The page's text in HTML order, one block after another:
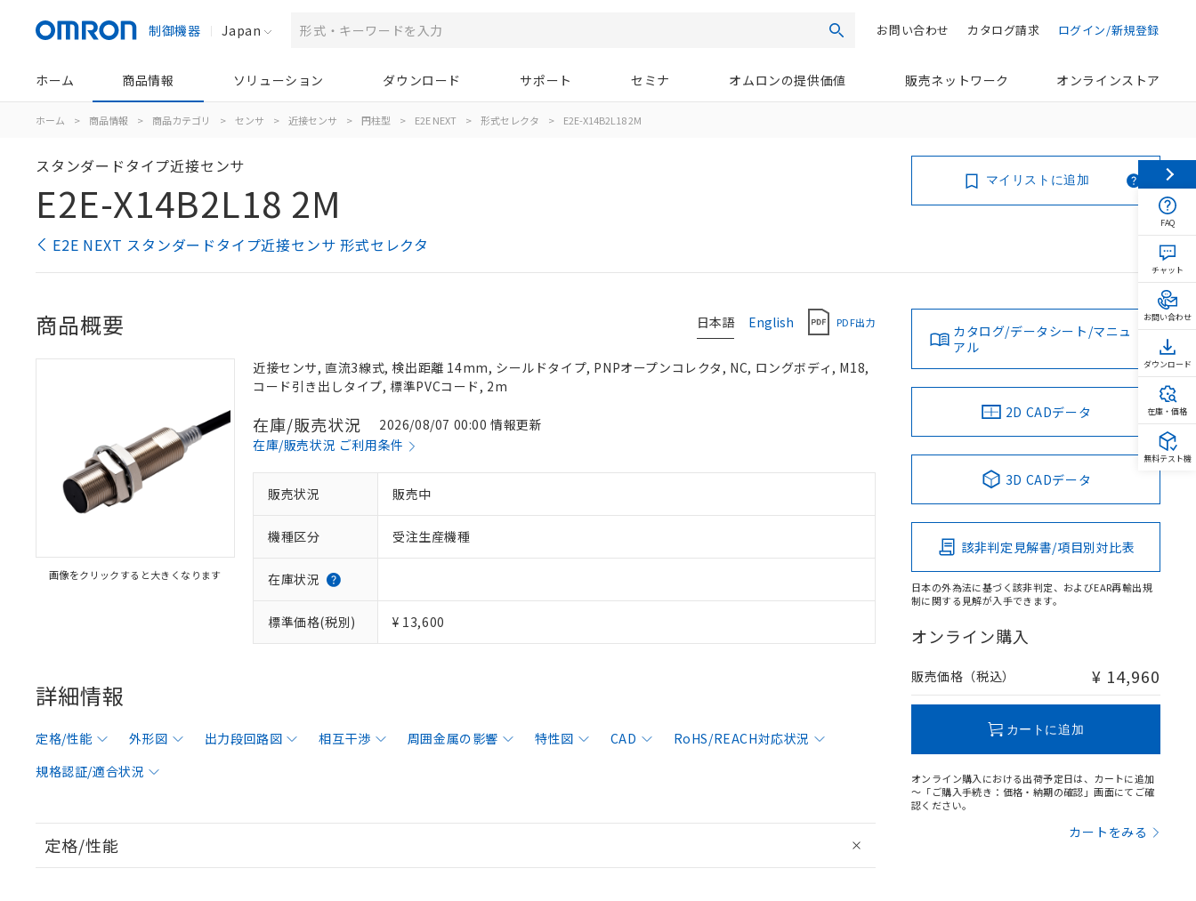
制御機器 Japan 検索 ログイン/新規登録
カタログ請求
お問い合わせ
ホーム 商品情報 ソリューション ダウンロード サポート セミナ オムロンの提供価値 販売ネットワーク オンラインストア
ホーム > 商品情報 > 商品カテゴリ > センサ > 近接センサ > 円柱型 > E2E NEXT > 形式セレクタ > E2E-X14B2L18 2M
スタンダードタイプ近接センサ
E2E-X14B2L18 2M
E2E NEXT スタンダードタイプ近接センサ 形式セレクタ
マイリストに追加
日本語 English PDF出力
商品概要
画像をクリックすると大きくなります
近接センサ, 直流3線式, 検出距離 14mm, シールドタイプ, PNPオープンコレクタ, NC, ロングボディ, M18,
コード引き出しタイプ, 標準PVCコード, 2m
在庫/販売状況
2026/08/07 00:00 情報更新
在庫/販売状況 ご利用条件
販売状況 販売中
機種区分 受注生産機種
在庫状況
標準価格(税別) ¥ 13,600
詳細情報
定格/性能 外形図 出力段回路図 相互干渉 周囲金属の影響 特性図 CAD
RoHS/REACH対応状況
規格認証/適合状況
定格/性能
カタログ/データシート/マニュ
アル
2D CADデータ
3D CADデータ
該非判定見解書/項目別対比表
日本の外為法に基づく該非判定、およびEAR再輸出規
制に関する見解が入手できます。
オンライン購入
販売価格（税込） ¥ 14,960
カートに追加
オンライン購入における出荷予定日は、カートに追加
～「ご購入手続き：価格・納期の確認」画面にてご確
認ください。
カートをみる
FAQ
チャット
お問い合わせ
ダウンロード
在庫・価格
無料テスト機